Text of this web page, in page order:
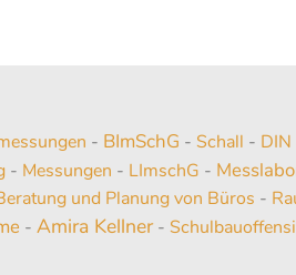
- BImSchG -Schall -
- Messungen - LImschG -
und Planung von Büros -
-Amira Kellner-